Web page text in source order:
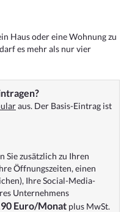
Haus oder eine Wohnung zu
es mehr als nur vier
aus. Der Basis-Eintrag ist
Sie zusätzlich zu Ihren
Öffnungszeiten, einen
Ihre Social-Media-
Unternehmens
Euro/Monat plus MwSt.